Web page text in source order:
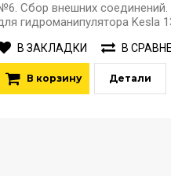
Сбор внешних соединений.
гидроманипулятора Kesla
В ЗАКЛАДКИ В
В корзину Детали